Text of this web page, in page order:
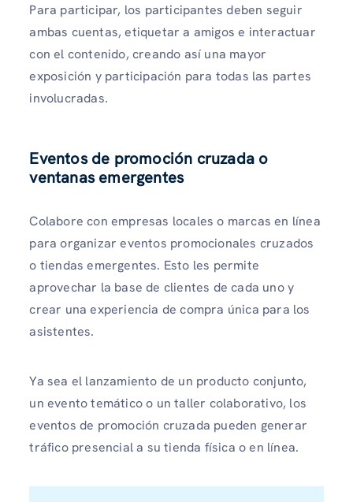
Para participar, los participantes deben seguir
ambas cuentas, etiquetar a amigos e interactuar
con el contenido, creando así una mayor
exposición y participación para todas las partes
involucradas.
Eventos de promoción cruzada o
ventanas emergentes
Colabore con empresas locales o marcas en línea
para organizar eventos promocionales cruzados
o tiendas emergentes. Esto les permite
aprovechar la base de clientes de cada uno y
crear una experiencia de compra única para los
asistentes.
Ya sea el lanzamiento de un producto conjunto,
un evento temático o un taller colaborativo, los
eventos de promoción cruzada pueden generar
tráfico presencial a su tienda física o en línea.